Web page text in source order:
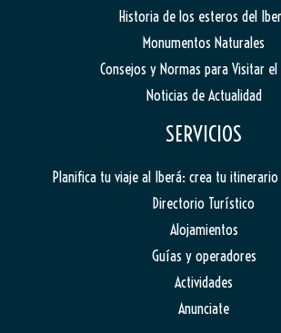
Historia de los esteros del
Monumentos Naturales
Consejos y Normas para Visitar
Noticias de Actualidad
SERVICIOS
Planifica tu viaje al Iberá: crea tu
Directorio Turístico
Alojamientos
Guías y operadores
Actividades
Anunciate